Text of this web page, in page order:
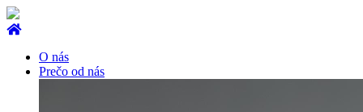
O nás
Prečo od nás